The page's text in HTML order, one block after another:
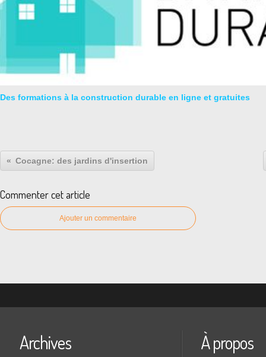
Des formations à la construction durable en ligne et gratuites
Cocagne: des jardins d'insertion
Commenter cet article
Ajouter un commentaire
Archives À propos